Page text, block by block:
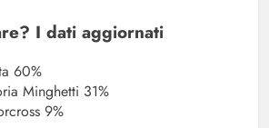
I dati aggiornati
60%
Minghetti 31%
9%